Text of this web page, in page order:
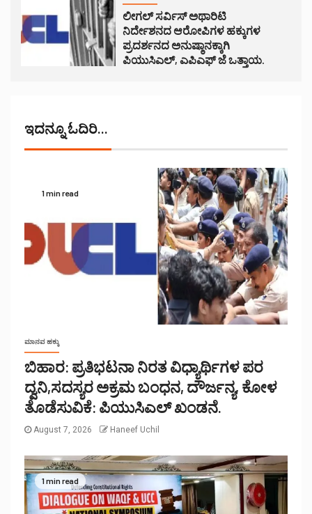
ಲೀಗಲ್ ಸರ್ವಿಸ್ ಅಥಾರಿಟಿ
ನಿರ್ದೇಶನದ ಆರೋಪಿಗಳ ಹಕ್ಕುಗಳ
ಪ್ರದರ್ಶನದ ಅನುಷ್ಠಾನಕ್ಕಾಗಿ
ಪಿಯುಸಿಎಲ್, ಎಪಿಎಫ್ ಜೆ ಒತ್ತಾಯ.
ಇದನ್ನೂ ಓದಿರಿ...
1 min read
ಮಾನವ ಹಕ್ಕು
ಬಿಹಾರ: ಪ್ರತಿಭಟನಾ ನಿರತ ವಿಧ್ಯಾರ್ಥಿಗಳ ಪರ
ದ್ವನಿ,ಸದಸ್ಯರ ಅಕ್ರಮ ಬಂಧನ, ದೌರ್ಜನ್ಯ, ಕೋಳ
ತೊಡೆಸುವಿಕೆ: ಪಿಯುಸಿಎಲ್ ಖಂಡನೆ.
August 7, 2026 Haneef Uchil
1 min read